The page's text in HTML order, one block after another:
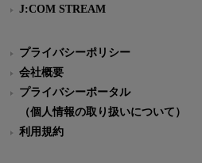
J:COM STREAM
プライバシーポリシー
会社概要
プライバシーポータル
（個人情報の取り扱いについて）
利用規約